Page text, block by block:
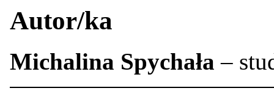
Autor/ka
Michalina Spychała –